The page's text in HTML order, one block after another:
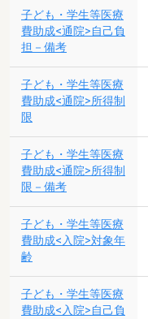
子ども・学生等医療
費助成<通院>自己負
担－備考
子ども・学生等医療
費助成<通院>所得制
限
子ども・学生等医療
費助成<通院>所得制
限－備考
子ども・学生等医療
費助成<入院>対象年
齢
子ども・学生等医療
費助成<入院>自己負